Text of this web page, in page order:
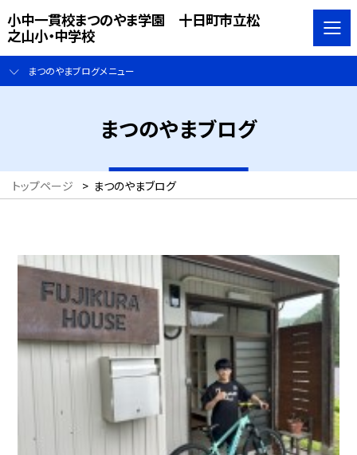
小中一貫校まつのやま学園 十日町市立松
之山小・中学校
まつのやまブログメニュー
まつのやまブログ
トップページ > まつのやまブログ